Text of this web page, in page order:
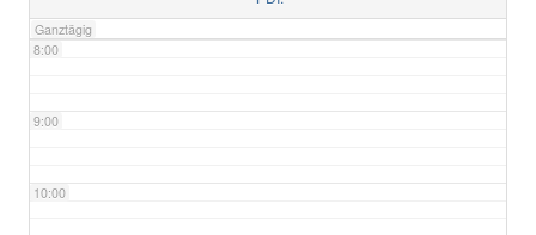
Ganztägig
8:00
9:00
10:00